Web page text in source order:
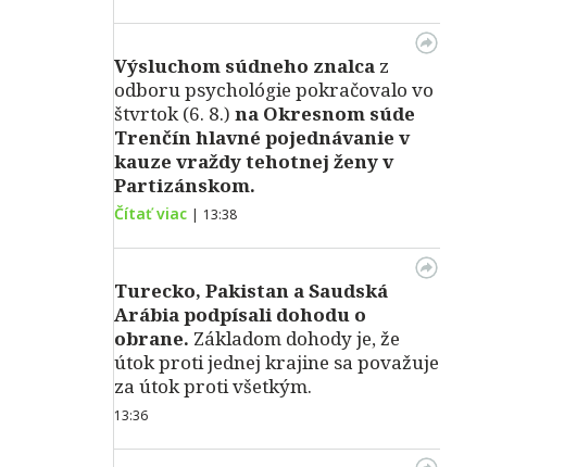
Výsluchom súdneho znalca z
odboru psychológie pokračovalo vo
štvrtok (6. 8.) na Okresnom súde
Trenčín hlavné pojednávanie v
kauze vraždy tehotnej ženy v
Partizánskom.
Čítať viac | 13:38
Turecko, Pakistan a Saudská
Arábia podpísali dohodu o
obrane. Základom dohody je, že
útok proti jednej krajine sa považuje
za útok proti všetkým.
13:36